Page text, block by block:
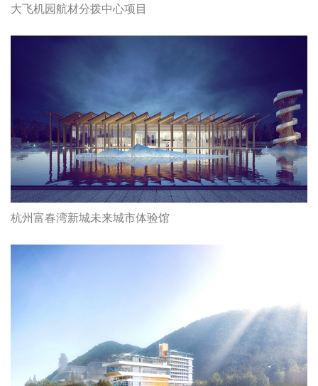
大飞机园航材分拨中心项目
杭州富春湾新城未来城市体验馆